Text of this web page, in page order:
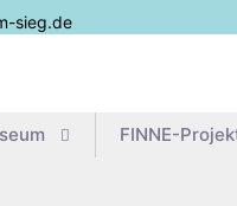
sieg.de
FIN­­NE-